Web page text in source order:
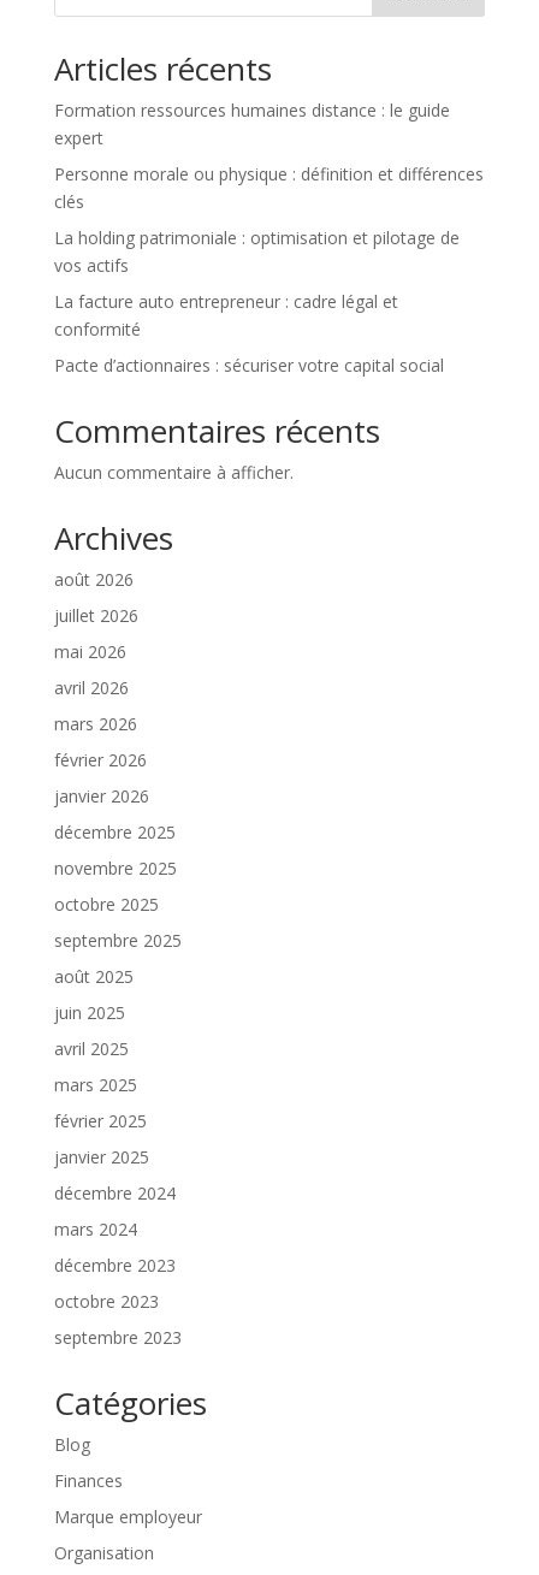
Articles récents
Formation ressources humaines distance : le guide
expert
Personne morale ou physique : définition et différences
clés
La holding patrimoniale : optimisation et pilotage de
vos actifs
La facture auto entrepreneur : cadre légal et
conformité
Pacte d’actionnaires : sécuriser votre capital social
Commentaires récents
Aucun commentaire à afficher.
Archives
août 2026
juillet 2026
mai 2026
avril 2026
mars 2026
février 2026
janvier 2026
décembre 2025
novembre 2025
octobre 2025
septembre 2025
août 2025
juin 2025
avril 2025
mars 2025
février 2025
janvier 2025
décembre 2024
mars 2024
décembre 2023
octobre 2023
septembre 2023
Catégories
Blog
Finances
Marque employeur
Organisation